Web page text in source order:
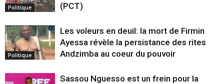
Politique
(PCT)
Politique
Les voleurs en deuil: la mort de Firmin
Ayessa révèle la persistance des rites
Andzimba au coeur du pouvoir
Sassou Nguesso est un frein pour la